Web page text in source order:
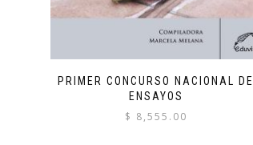
PRIMER CONCURSO NACIONAL DE
ENSAYOS
$ 8,555.00